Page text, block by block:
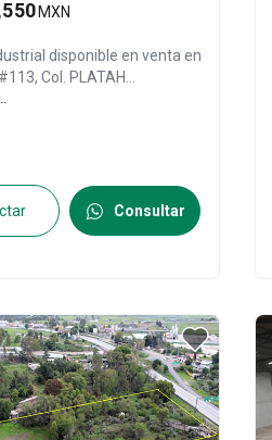
MXN
disponible en venta en
Col. PLATAH
del Estado de
Consultar